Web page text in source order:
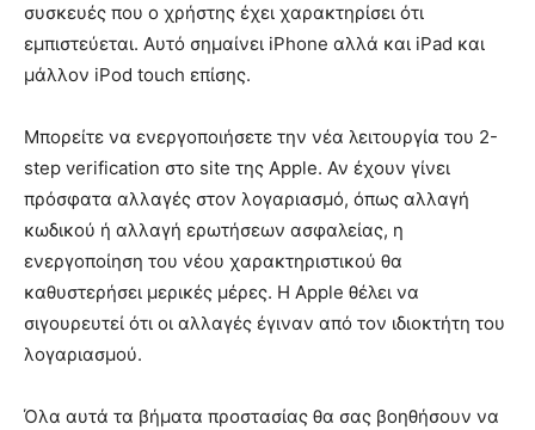
συσκευές που ο χρήστης έχει χαρακτηρίσει ότι
εμπιστεύεται. Αυτό σημαίνει iPhone αλλά και iPad και
μάλλον iPod touch επίσης.
Μπορείτε να ενεργοποιήσετε την νέα λειτουργία του 2-
step verification στο site της Apple. Αν έχουν γίνει
πρόσφατα αλλαγές στον λογαριασμό, όπως αλλαγή
κωδικού ή αλλαγή ερωτήσεων ασφαλείας, η
ενεργοποίηση του νέου χαρακτηριστικού θα
καθυστερήσει μερικές μέρες. Η Apple θέλει να
σιγουρευτεί ότι οι αλλαγές έγιναν από τον ιδιοκτήτη του
λογαριασμού.
Όλα αυτά τα βήματα προστασίας θα σας βοηθήσουν να